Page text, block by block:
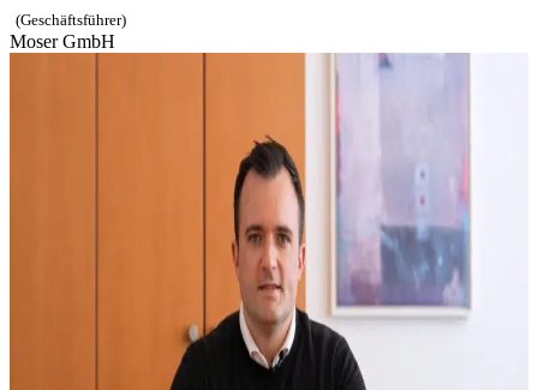
(Geschäftsführer)
Moser GmbH